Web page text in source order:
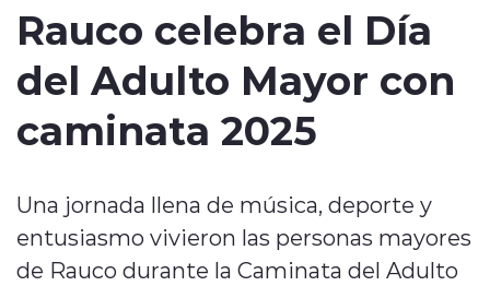
Rauco celebra el Día
del Adulto Mayor con
caminata 2025
Una jornada llena de música, deporte y
entusiasmo vivieron las personas mayores
de Rauco durante la Caminata del Adulto